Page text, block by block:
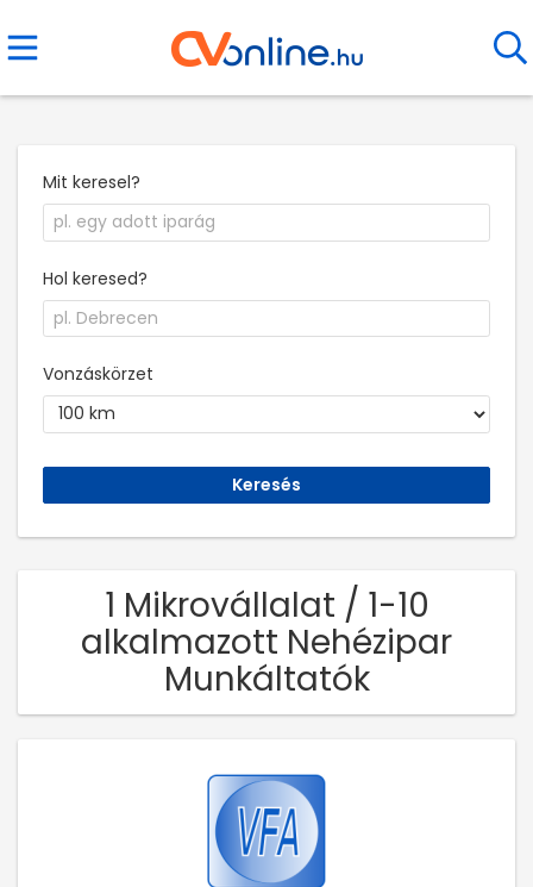
Mit keresel?
Hol keresed?
Vonzáskörzet
1 Mikrovállalat / 1-10
alkalmazott Nehézipar
Munkáltatók